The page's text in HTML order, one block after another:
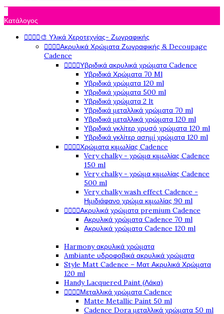
Κατάλογος
🎨 Υλικά Χεροτεχνίας- Ζωγραφικής
Ακρυλικά Χρώματα Ζωγραφικής & Decoupage
Cadence
Υβριδικά ακρυλικά χρώματα Cadence
Υβριδικά Χρώματα 70 Ml
Υβριδικά χρώματα 120 ml
Υβριδικά χρώματα 500 ml
Υβριδικά χρώματα 2 lt
Υβριδικά μεταλλικά χρώματα 70 ml
Υβριδικά μεταλλικά χρώματα 120 ml
Υβριδικά γκλίτερ χρυσό χρώματα 120 ml
Υβριδικά γκλίτερ ασημί χρώματα 120 ml
Χρώματα κιμωλίας Cadence
Very chalky - χρώμα κιμωλίας Cadence
150 ml
Very chalky - χρώμα κιμωλίας Cadence
500 ml
Very chalky wash effect Cadence -
Ημιδιάφανο χρώμα κιμωλίας 90 ml
Ακρυλικά χρώματα premium Cadence
Ακρυλικά χρώματα Cadence 70 ml
Ακρυλικά χρώματα Cadence 120 ml
Harmony ακρυλικά χρώματα
Ambiante υδροφοβικά ακρυλικά χρώματα
Style Matt Cadence – Ματ Ακρυλικά Χρώματα
120 ml
Handy Lacquered Paint (Λάκα)
Μεταλλικά χρώματα Cadence
Matte Metallic Paint 50 ml
Cadence Dora μεταλλικά χρώματα 50 ml